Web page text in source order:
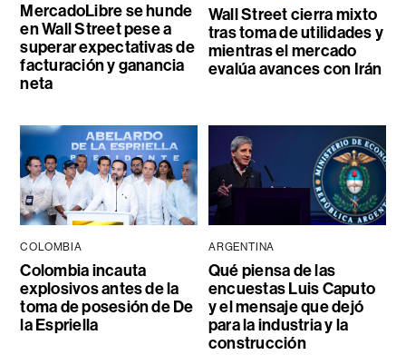
MercadoLibre se hunde
en Wall Street pese a
superar expectativas de
facturación y ganancia
neta
Wall Street cierra mixto
tras toma de utilidades y
mientras el mercado
evalúa avances con Irán
COLOMBIA
Colombia incauta
explosivos antes de la
toma de posesión de De
la Espriella
ARGENTINA
Qué piensa de las
encuestas Luis Caputo
y el mensaje que dejó
para la industria y la
construcción